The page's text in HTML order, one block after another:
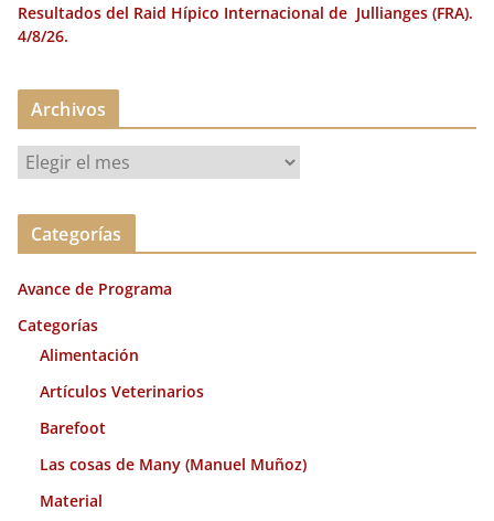
Resultados del Raid Hípico Internacional de Jullianges (FRA).
4/8/26.
Archivos
r
c
v
o
Categorías
Avance de Programa
Categorías
Alimentación
Artículos Veterinarios
Barefoot
Las cosas de Many (Manuel Muñoz)
Material